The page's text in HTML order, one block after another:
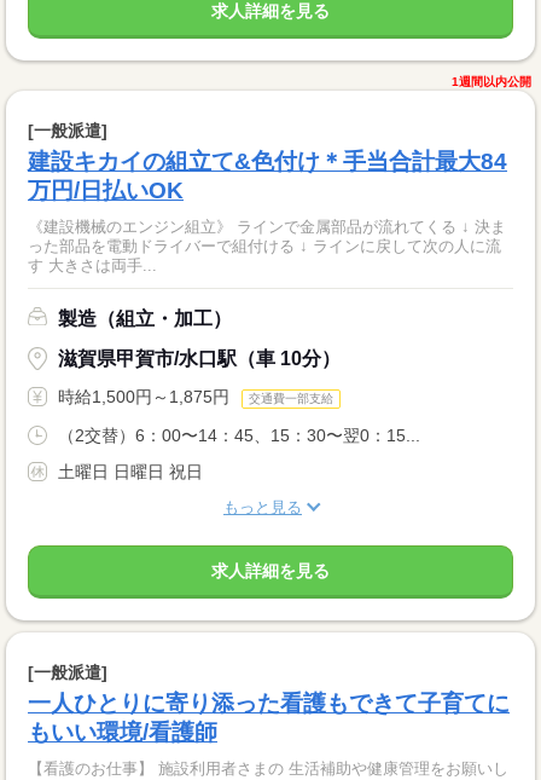
求人詳細を見る
1週間以内公開
[一般派遣]
建設キカイの組立て&色付け＊手当合計最大84
万円/日払いOK
《建設機械のエンジン組立》 ラインで金属部品が流れてくる ↓ 決ま
った部品を電動ドライバーで組付ける ↓ ラインに戻して次の人に流
す 大きさは両手...
製造（組立・加工）
滋賀県甲賀市/水口駅（車 10分）
時給1,500円～1,875円 交通費一部支給
（2交替）6：00〜14：45、15：30〜翌0：15...
土曜日 日曜日 祝日
もっと見る
求人詳細を見る
[一般派遣]
一人ひとりに寄り添った看護もできて子育てに
もいい環境/看護師
【看護のお仕事】 施設利用者さまの 生活補助や健康管理をお願いし